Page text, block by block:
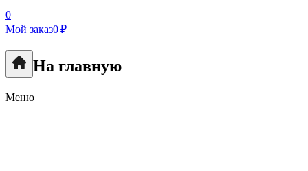
0
Мой заказ0 ₽
На главную
Меню